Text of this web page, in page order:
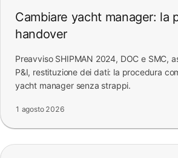
Cambiare yacht manager: la
handover
Preavviso SHIPMAN 2024, DOC e SMC,
P&I, restituzione dei dati: la procedura
yacht manager senza strappi.
1 agosto 2026